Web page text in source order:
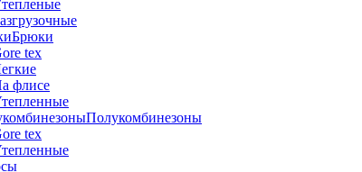
Брюки
tex
флисе
Полукомбинезоны
tex